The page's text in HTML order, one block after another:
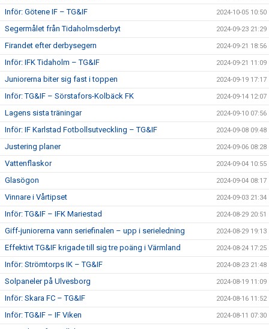
Inför: Götene IF – TG&IF 2024-10-05 10:50
Segermålet från Tidaholmsderbyt 2024-09-23 21:29
Firandet efter derbysegern 2024-09-21 18:56
Inför: IFK Tidaholm – TG&IF 2024-09-21 11:09
Juniorerna biter sig fast i toppen 2024-09-19 17:17
Inför: TG&IF – Sörstafors-Kolbäck FK 2024-09-14 12:07
Lagens sista träningar 2024-09-10 07:56
Inför: IF Karlstad Fotbollsutveckling – TG&IF 2024-09-08 09:48
Justering planer 2024-09-06 08:28
Vattenflaskor 2024-09-04 10:55
Glasögon 2024-09-04 08:17
Vinnare i Vårtipset 2024-09-03 21:34
Inför: TG&IF – IFK Mariestad 2024-08-29 20:51
Giff-juniorerna vann seriefinalen – upp i serieledning 2024-08-29 19:13
Effektivt TG&IF krigade till sig tre poäng i Värmland 2024-08-24 17:25
Inför: Strömtorps IK – TG&IF 2024-08-23 21:48
Solpaneler på Ulvesborg 2024-08-19 11:09
Inför: Skara FC – TG&IF 2024-08-16 11:52
Inför: TG&IF – IF Viken 2024-08-11 07:30